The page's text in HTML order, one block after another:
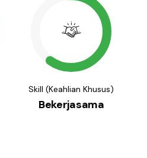
Skill (Keahlian Khusus)
Bekerjasama